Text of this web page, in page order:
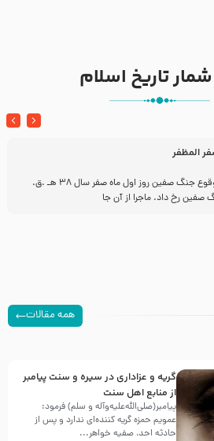
تاریخ اسلام
1ـ وقوع جنگ صفین روز اول ماه صفر سال 38 هـ .ق.
صفین رخ داد. ماجرا از آن جا
همه مقالات
گریه و عزاداری در سیره و سنت پیامبر
از منابع اهل سنت
پیامبر(صلی‌الله‌علیه‌وآله و سلم) فرمود:
عمویم حمزه گریه کننده‌ای ندارد و پس از
حادثه احد، صفیه خواهر...